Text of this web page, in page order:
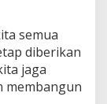
semua
diberikan
jaga
membangun